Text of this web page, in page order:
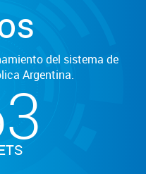
del sistema de
Argentina.